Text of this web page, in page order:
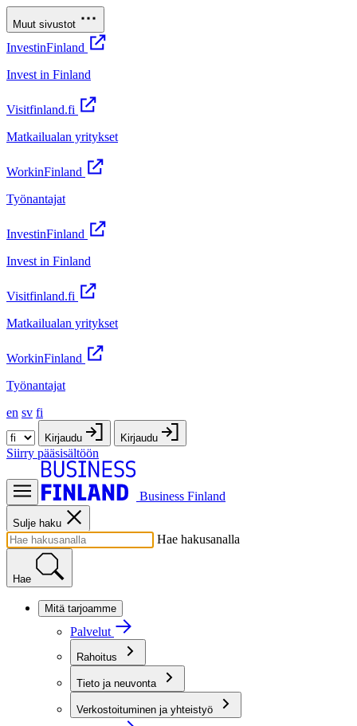
Muut sivustot
InvestinFinland
Invest in Finland
Visitfinland.fi
Matkailualan yritykset
WorkinFinland
Työnantajat
InvestinFinland
Invest in Finland
Visitfinland.fi
Matkailualan yritykset
WorkinFinland
Työnantajat
en sv fi
Kirjaudu Kirjaudu
Siirry pääsisältöön
Business Finland
Sulje haku
Hae hakusanalla
Hae
Mitä tarjoamme
Palvelut
Rahoitus
Tieto ja neuvonta
Verkostoituminen ja yhteistyö